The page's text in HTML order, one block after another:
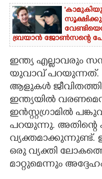
ബ്രയാൻ ജോൺസന്റെ
ഇന്ത്യ എല്ലാവരും
യുവാവ് പറയുന്നത്.
ആളുകൾ
ഇന്ത്യയിൽ
ഇൻസ്റ്റഗ്രാമിൽ
പറയുന്നു.
വ്യക്തമാക്കുന്നുണ്ട്.
ഒരു വ്യക്തി
മാറ്റുമെന്നും